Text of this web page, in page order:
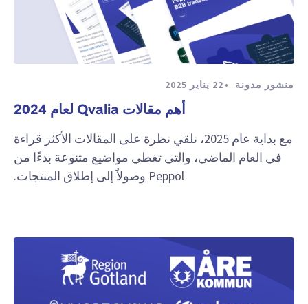
منشور مدونة 22 يناير 2025
أهم مقالات Qvalia لعام 2024
مع بداية عام 2025، نلقي نظرة على المقالات الأكثر قراءة
في العام الماضي، والتي تغطي مواضيع متنوعة بدءًا من
Peppol وصولاً إلى إطلاق المنتجات.